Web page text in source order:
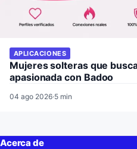
APLICACIONES
Mujeres solteras que
apasionada con Badoo
04 ago 2026·5 min
Acerca de